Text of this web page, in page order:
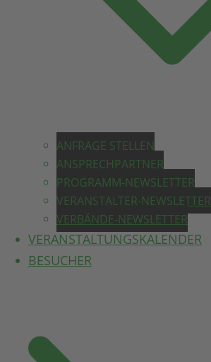
ANFRAGE STELLEN
ANSPRECHPARTNER
PROGRAMM-NEWSLETTER
VERANSTALTER-NEWSLETTER
VERBÄNDE-NEWSLETTER
VERANSTALTUNGSKALENDER
BESUCHER